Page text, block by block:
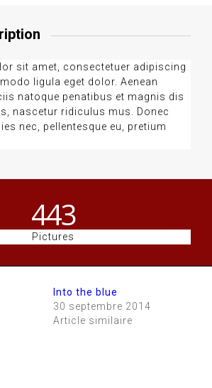
sit amet, consectetuer adipiscing
ligula eget dolor. Aenean
natoque penatibus et magnis dis
nascetur ridiculus mus. Donec
nec, pellentesque eu, pretium
443
Pictures
Into the blue
30 septembre 2014
Article similaire